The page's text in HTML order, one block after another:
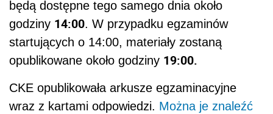
będą dostępne tego samego dnia około
godziny 14:00. W przypadku egzaminów
startujących o 14:00, materiały zostaną
opublikowane około godziny 19:00.
CKE opublikowała arkusze egzaminacyjne
wraz z kartami odpowiedzi. Można je znaleźć